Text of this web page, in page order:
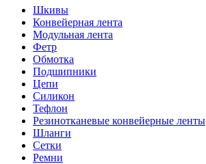
Шкивы
Конвейерная лента
Модульная лента
Фетр
Обмотка
Подшипники
Цепи
Силикон
Тефлон
Резинотканевые конвейерные ленты
Шланги
Сетки
Ремни